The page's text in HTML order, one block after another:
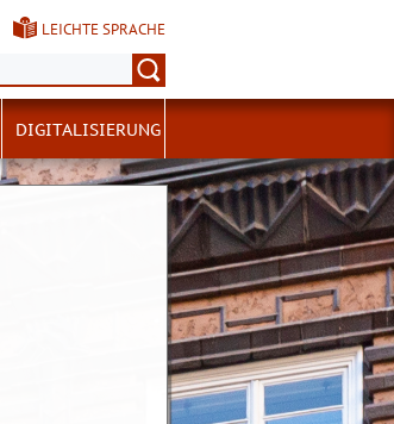
LEICHTE SPRACHE
DIGITALISIERUNG